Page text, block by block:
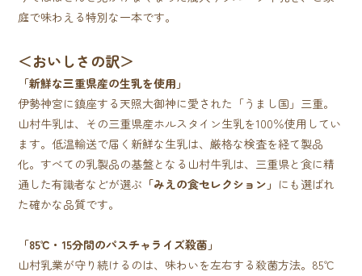
庭で味わえる特別な一本です。
＜おいしさの訳＞
「新鮮な三重県産の生乳を使用」
伊勢神宮に鎮座する天照大御神に愛された「うまし国」三重。
山村牛乳は、その三重県産ホルスタイン生乳を100％使用してい
ます。低温輸送で届く新鮮な生乳は、厳格な検査を経て製品
化。すべての乳製品の基盤となる山村牛乳は、三重県と食に精
通した有識者などが選ぶ 「みえの食セレクション」 にも選ばれ
た確かな品質です。
「85℃・15分間のパスチャライズ殺菌」
山村乳業が守り続けるのは、味わいを左右する殺菌方法。85℃